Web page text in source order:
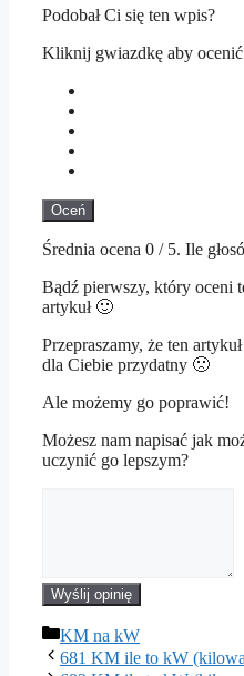
Podobał Ci się ten wpis?
Kliknij gwiazdkę aby
Oceń
Średnia ocena 0 / 5. Ile
Bądź pierwszy, który oceni
artykuł 🙂
Przepraszamy, że ten
dla Ciebie przydatny 🙁
Ale możemy go poprawić!
Możesz nam napisać jak
uczynić go lepszym?
Wyślij opinię
Kategorie
KM na kW
681 KM ile to kW